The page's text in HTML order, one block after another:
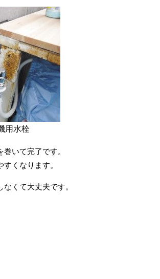
用水栓
いて完了です。
くなります。
くて大丈夫です。